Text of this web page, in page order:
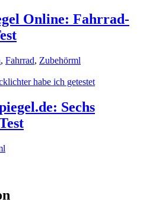
Online: Fahrrad-
, Fahrrad, Zubehörml
habe ich getestet
Sechs